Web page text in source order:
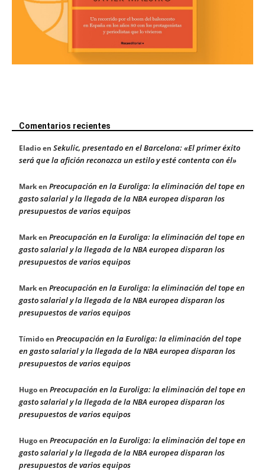
Comentarios recientes
Eladioen Sekulic, presentado en el Barcelona: «El primer éxito
será que la afición reconozca un estilo y esté contenta con él»
Marken Preocupación en la Euroliga: la eliminación del tope en
gasto salarial y la llegada de la NBA europea disparan los
presupuestos de varios equipos
Marken Preocupación en la Euroliga: la eliminación del tope en
gasto salarial y la llegada de la NBA europea disparan los
presupuestos de varios equipos
Marken Preocupación en la Euroliga: la eliminación del tope en
gasto salarial y la llegada de la NBA europea disparan los
presupuestos de varios equipos
Tímidoen Preocupación en la Euroliga: la eliminación del tope
en gasto salarial y la llegada de la NBA europea disparan los
presupuestos de varios equipos
Hugoen Preocupación en la Euroliga: la eliminación del tope en
gasto salarial y la llegada de la NBA europea disparan los
presupuestos de varios equipos
Hugoen Preocupación en la Euroliga: la eliminación del tope en
gasto salarial y la llegada de la NBA europea disparan los
presupuestos de varios equipos